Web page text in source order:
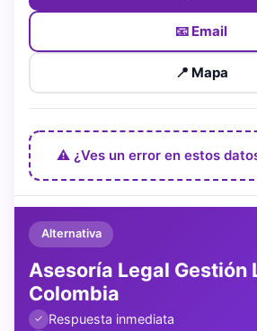
📧 Email
📍 Mapa
⚠️ ¿Ves un error en estos
Alternativa
Asesoría Legal Gestión
Colombia
✓ Respuesta inmediata